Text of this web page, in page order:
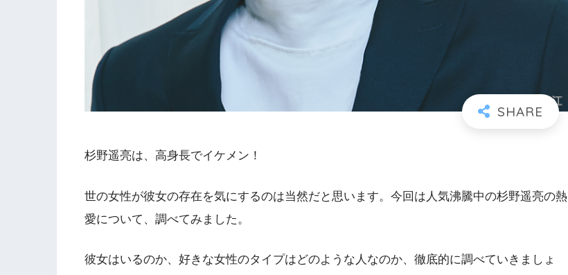
杉野遥亮は、高身長でイケメン！
世の女性が彼女の存在を気にするのは当然だと思います。今回は人気沸騰中の杉野遥亮の熱
愛について、調べてみました。
彼女はいるのか、好きな女性のタイプはどのような人なのか、徹底的に調べていきましょ